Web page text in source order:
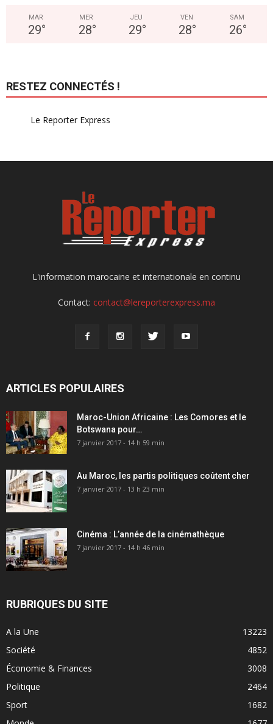
MAR
29°
MER
28°
JEU
29°
VEN
28°
SAM
26°
RESTEZ CONNECTÉS !
Le Reporter Express
L'information marocaine et internationale en continu
Contact: contact@lereporterexpress.ma
ARTICLES POPULAIRES
Maroc-Union Africaine : Les Comores et le
Botswana pour…
7 janvier 2017 - 14 h 59 min
Au Maroc, les partis politiques coûtent cher
7 janvier 2017 - 13 h 23 min
Cinéma : L’année de la cinémathèque
7 janvier 2017 - 14 h 46 min
RUBRIQUES DU SITE
A la Une
13223
Société
4852
Économie & Finances
3008
Politique
2464
Sport
1682